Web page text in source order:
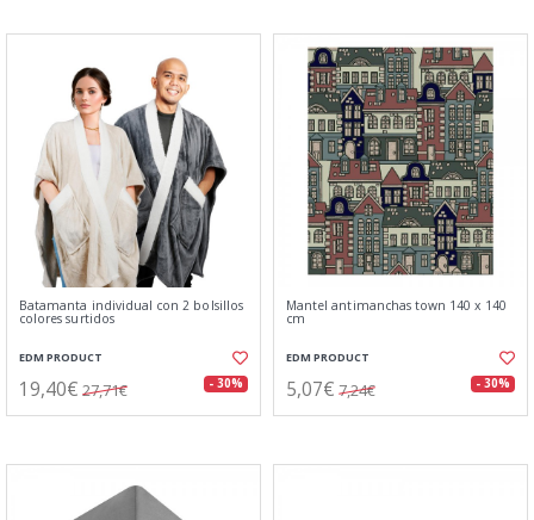
Batamanta individual con 2 bolsillos
colores surtidos
EDM PRODUCT
19,40€ 27,71€ - 30%
Mantel antimanchas town 140 x 140
cm
EDM PRODUCT
5,07€ 7,24€ - 30%